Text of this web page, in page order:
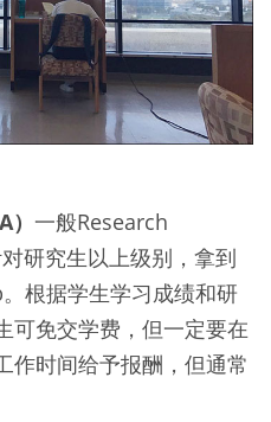
一般Research
研究生以上级别，拿到
根据学生学习成绩和研
可免交学费，但一定要在
作时间给予报酬，但通常